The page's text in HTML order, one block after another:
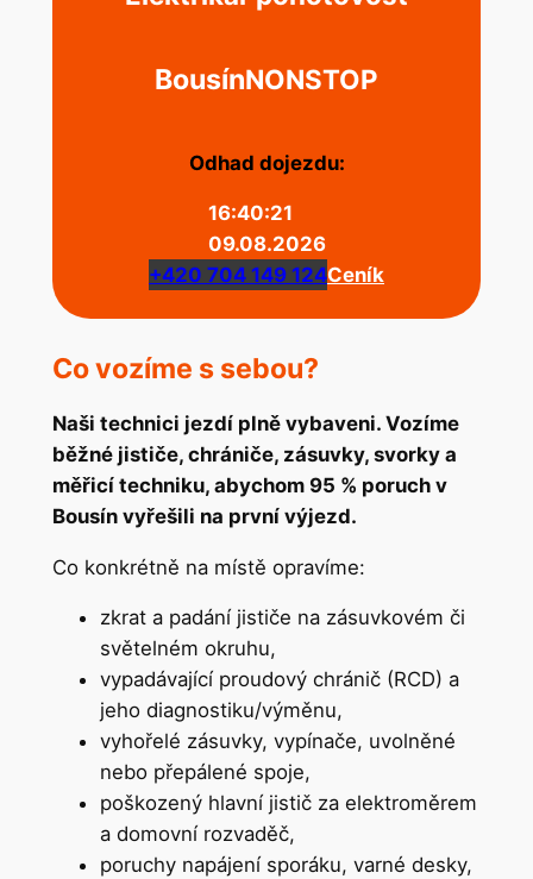
BousínNONSTOP
Odhad dojezdu:
16:40:21
09.08.2026
+420 704 149 124Ceník
Co vozíme s sebou?
Naši technici jezdí plně vybaveni. Vozíme
běžné jističe, chrániče, zásuvky, svorky a
měřicí techniku, abychom 95 % poruch v
Bousín vyřešili na první výjezd.
Co konkrétně na místě opravíme:
zkrat a padání jističe na zásuvkovém či
světelném okruhu,
vypadávající proudový chránič (RCD) a
jeho diagnostiku/výměnu,
vyhořelé zásuvky, vypínače, uvolněné
nebo přepálené spoje,
poškozený hlavní jistič za elektroměrem
a domovní rozvaděč,
poruchy napájení sporáku, varné desky,